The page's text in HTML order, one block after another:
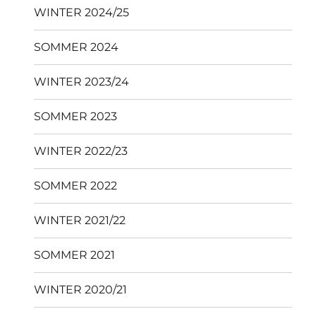
WINTER 2024/25
SOMMER 2024
WINTER 2023/24
SOMMER 2023
WINTER 2022/23
SOMMER 2022
WINTER 2021/22
SOMMER 2021
WINTER 2020/21